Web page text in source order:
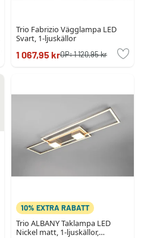
Trio Fabrizio Vägglampa LED
Svart, 1-ljuskällor
1 067,95 krOP:1 120,95 kr
10% EXTRA RABATT
Trio ALBANY Taklampa LED
Nickel matt, 1-ljuskällor,